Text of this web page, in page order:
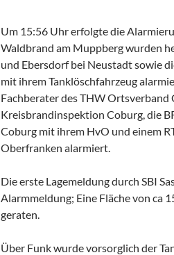
Um 15:56 Uhr erfolgte die
Waldbrand am Muppberg wurden
und Ebersdorf bei Neustadt sowie
mit ihrem Tanklöschfahrzeug
Fachberater des THW Ortsverband
Kreisbrandinspektion Coburg, die
Coburg mit ihrem HvO und einem
Oberfranken alarmiert.
Die erste Lagemeldung durch SBI
Alarmmeldung; Eine Fläche von ca
geraten.
Über Funk wurde vorsorglich der